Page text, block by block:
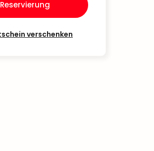
verschenken